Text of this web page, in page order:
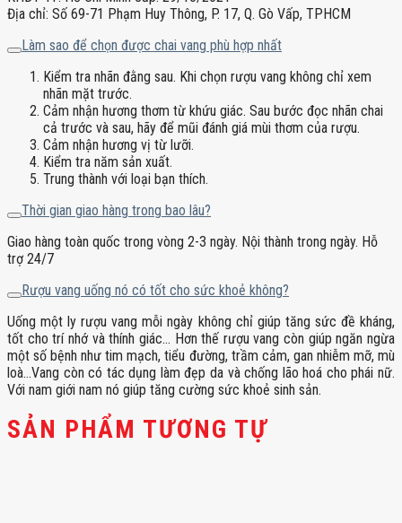
Địa chỉ: Số 69-71 Phạm Huy Thông, P. 17, Q. Gò Vấp, TPHCM
Làm sao để chọn được chai vang phù hợp nhất
Kiểm tra nhãn đằng sau. Khi chọn rượu vang không chỉ xem
nhãn mặt trước.
Cảm nhận hương thơm từ khứu giác. Sau bước đọc nhãn chai
cả trước và sau, hãy để mũi đánh giá mùi thơm của rượu.
Cảm nhận hương vị từ lưỡi.
Kiểm tra năm sản xuất.
Trung thành với loại bạn thích.
Thời gian giao hàng trong bao lâu?
Giao hàng toàn quốc trong vòng 2-3 ngày. Nội thành trong ngày. Hỗ
trợ 24/7
Rượu vang uống nó có tốt cho sức khoẻ không?
Uống một ly rượu vang mỗi ngày không chỉ giúp tăng sức đề kháng,
tốt cho trí nhớ và thính giác… Hơn thế rượu vang còn giúp ngăn ngừa
một số bệnh như tim mạch, tiểu đường, trầm cảm, gan nhiễm mỡ, mù
loà…Vang còn có tác dụng làm đẹp da và chống lão hoá cho phái nữ.
Với nam giới nam nó giúp tăng cường sức khoẻ sinh sản.
SẢN PHẨM TƯƠNG TỰ